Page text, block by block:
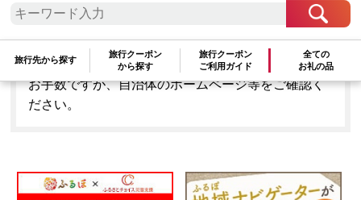
旅行先から探す
旅行クーポン
から探す
旅行クーポン
ご利用ガイド
全ての
お礼の品
「千葉県館山市」はふるぽからお申込みをすること
はできません。
お手数ですが、自治体のホームページ等をご確認く
ださい。